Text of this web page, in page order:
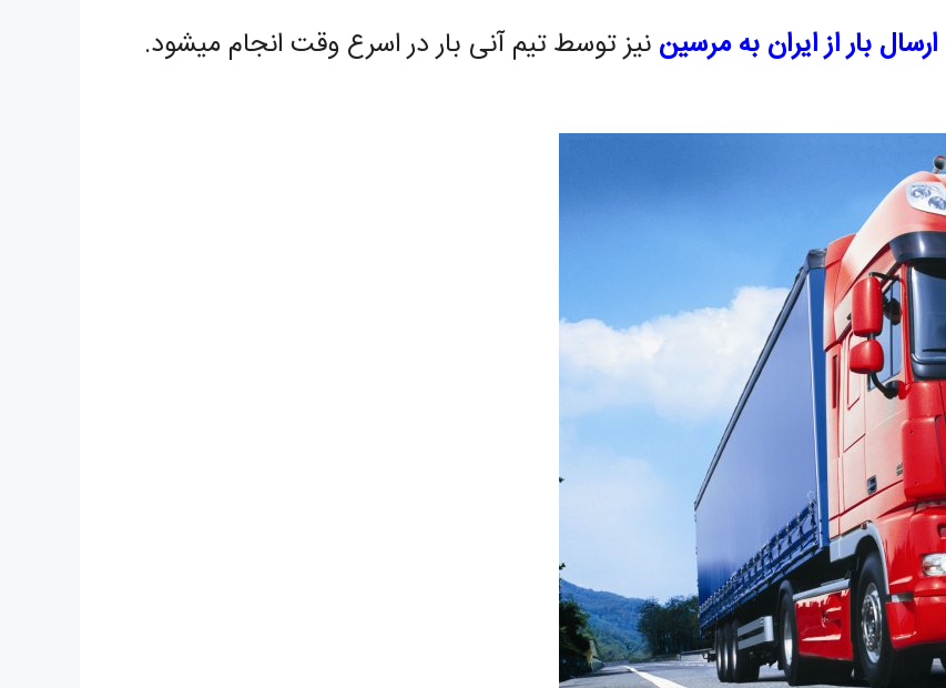
ارسال بار از ایران به مرسین نیز توسط تیم آنی بار در اسرع وقت انجام میشود.